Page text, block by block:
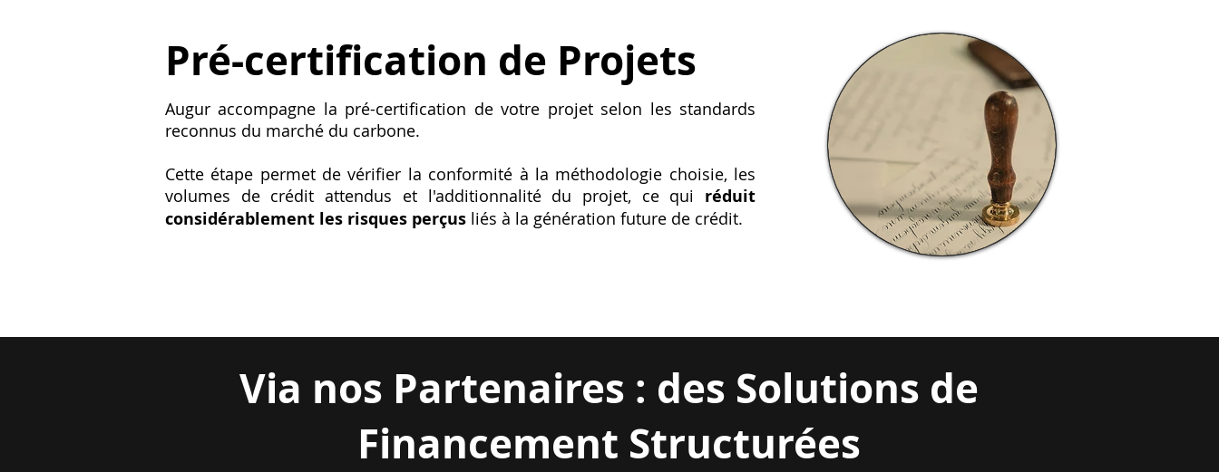
Pré-certification de Projets
Augur accompagne la pré-certification de votre projet selon les standards
reconnus du marché du carbone.
Cette étape permet de vérifier la conformité à la méthodologie choisie, les
volumes de crédit attendus et l'additionnalité du projet, ce qui réduit
considérablement les risques perçus liés à la génération future de crédit.
Via nos Partenaires : des Solutions de
Financement Structurées